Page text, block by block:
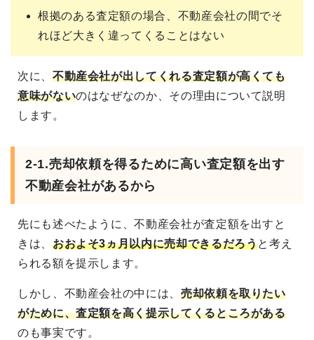
根拠のある査定額の場合、不動産会社の間でそ
れほど大きく違ってくることはない
次に、 不動産会社が出してくれる査定額が高くても
意味がないのはなぜなのか、その理由について説明
します。
2-1.売却依頼を得るために高い査定額を出す
不動産会社があるから
先にも述べたように、不動産会社が査定額を出すと
きは、 おおよそ3ヵ月以内に売却できるだろうと考え
られる額を提示します。
しかし、不動産会社の中には、 売却依頼を取りたい
がために、査定額を高く提示してくるところがある
のも事実です。